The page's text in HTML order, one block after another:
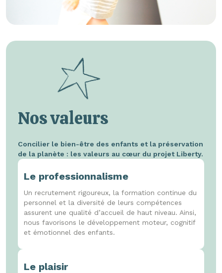
Nos valeurs
Concilier le bien-être des enfants et la préservation
de la planète : les valeurs au cœur du projet Liberty.
Le professionnalisme
Un recrutement rigoureux, la formation continue du
personnel et la diversité de leurs compétences
assurent une qualité d’accueil de haut niveau. Ainsi,
nous favorisons le développement moteur, cognitif
et émotionnel des enfants.
Le plaisir